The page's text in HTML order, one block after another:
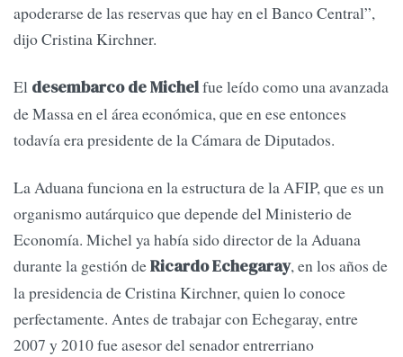
apoderarse de las reservas que hay en el Banco Central”,
dijo Cristina Kirchner.
El desembarco de Michelfue leído como una avanzada
de Massa en el área económica, que en ese entonces
todavía era presidente de la Cámara de Diputados.
La Aduana funciona en la estructura de la AFIP, que es un
organismo autárquico que depende del Ministerio de
Economía. Michel ya había sido director de la Aduana
durante la gestión deRicardo Echegaray, en los años de
la presidencia de Cristina Kirchner, quien lo conoce
perfectamente. Antes de trabajar con Echegaray, entre
2007 y 2010 fue asesor del senador entrerriano